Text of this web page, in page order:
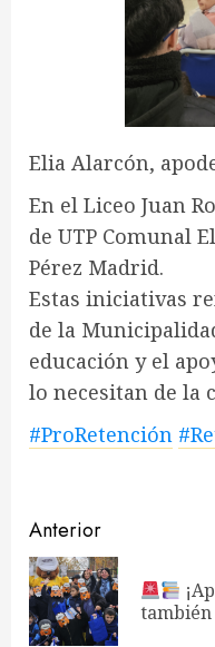
Elia Alarcón,
En el Liceo Juan
de UTP Comunal
Pérez Madrid.
Estas iniciativas
de la
educación y el
lo necesitan de la
#ProRetención
Navegación
de
entradas
Anterior